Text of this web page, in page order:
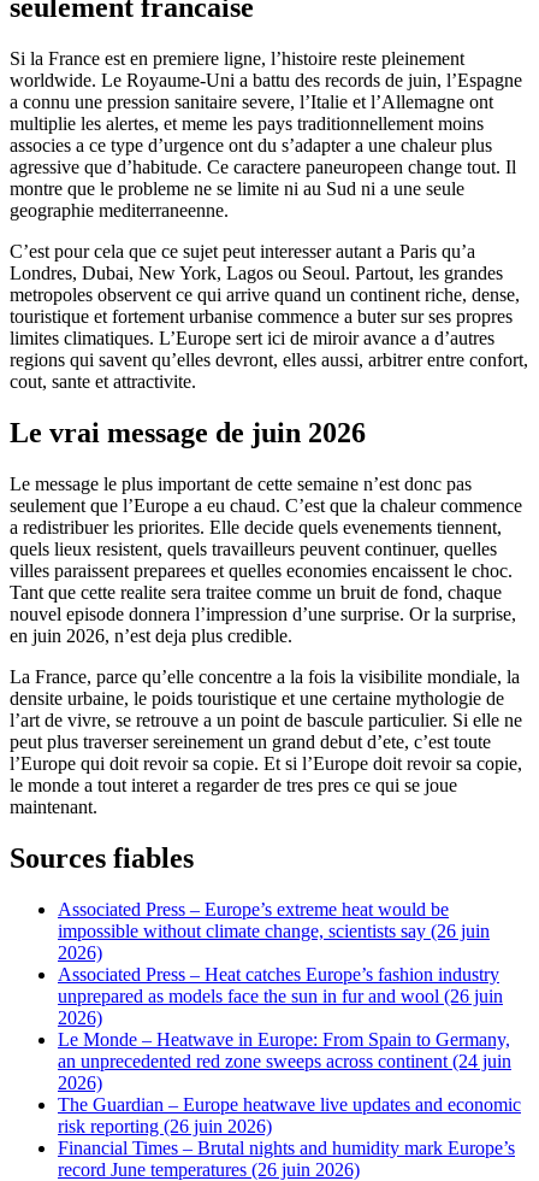
seulement francaise
Si la France est en premiere ligne, l’histoire reste pleinement
worldwide. Le Royaume-Uni a battu des records de juin, l’Espagne
a connu une pression sanitaire severe, l’Italie et l’Allemagne ont
multiplie les alertes, et meme les pays traditionnellement moins
associes a ce type d’urgence ont du s’adapter a une chaleur plus
agressive que d’habitude. Ce caractere paneuropeen change tout. Il
montre que le probleme ne se limite ni au Sud ni a une seule
geographie mediterraneenne.
C’est pour cela que ce sujet peut interesser autant a Paris qu’a
Londres, Dubai, New York, Lagos ou Seoul. Partout, les grandes
metropoles observent ce qui arrive quand un continent riche, dense,
touristique et fortement urbanise commence a buter sur ses propres
limites climatiques. L’Europe sert ici de miroir avance a d’autres
regions qui savent qu’elles devront, elles aussi, arbitrer entre confort,
cout, sante et attractivite.
Le vrai message de juin 2026
Le message le plus important de cette semaine n’est donc pas
seulement que l’Europe a eu chaud. C’est que la chaleur commence
a redistribuer les priorites. Elle decide quels evenements tiennent,
quels lieux resistent, quels travailleurs peuvent continuer, quelles
villes paraissent preparees et quelles economies encaissent le choc.
Tant que cette realite sera traitee comme un bruit de fond, chaque
nouvel episode donnera l’impression d’une surprise. Or la surprise,
en juin 2026, n’est deja plus credible.
La France, parce qu’elle concentre a la fois la visibilite mondiale, la
densite urbaine, le poids touristique et une certaine mythologie de
l’art de vivre, se retrouve a un point de bascule particulier. Si elle ne
peut plus traverser sereinement un grand debut d’ete, c’est toute
l’Europe qui doit revoir sa copie. Et si l’Europe doit revoir sa copie,
le monde a tout interet a regarder de tres pres ce qui se joue
maintenant.
Sources fiables
Associated Press – Europe’s extreme heat would be
impossible without climate change, scientists say (26 juin
2026)
Associated Press – Heat catches Europe’s fashion industry
unprepared as models face the sun in fur and wool (26 juin
2026)
Le Monde – Heatwave in Europe: From Spain to Germany,
an unprecedented red zone sweeps across continent (24 juin
2026)
The Guardian – Europe heatwave live updates and economic
risk reporting (26 juin 2026)
Financial Times – Brutal nights and humidity mark Europe’s
record June temperatures (26 juin 2026)